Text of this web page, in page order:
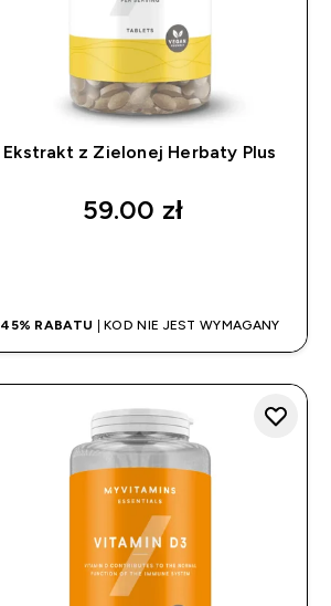
Ekstrakt z Zielonej Herbaty Plus
59.00 zł‎
45% RABATU | KOD NIE JEST WYMAGANY